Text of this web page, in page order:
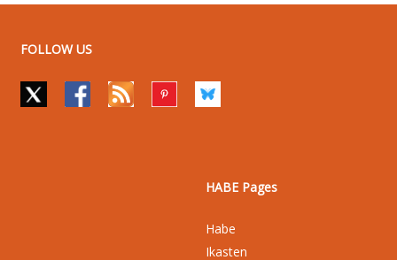
FOLLOW US
HABE Pages
Habe
Ikasten